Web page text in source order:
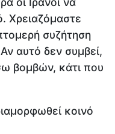
Χρειαζόμαστε
συζήτηση
αυτό δεν συμβεί,
βομβών, κάτι που
κοινό